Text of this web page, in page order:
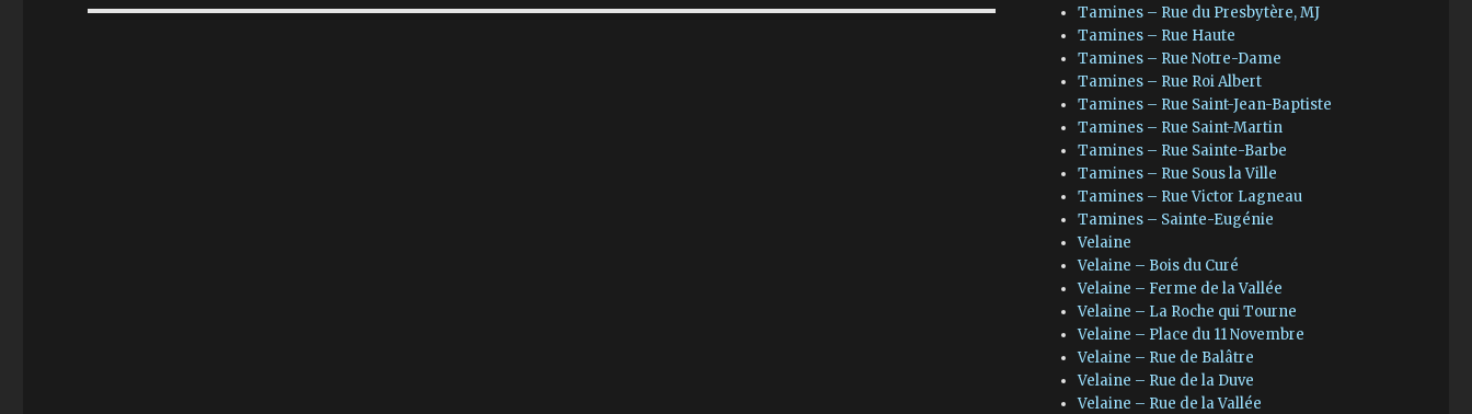
Tamines – Rue du Presbytère, MJ
Tamines – Rue Haute
Tamines – Rue Notre-Dame
Tamines – Rue Roi Albert
Tamines – Rue Saint-Jean-Baptiste
Tamines – Rue Saint-Martin
Tamines – Rue Sainte-Barbe
Tamines – Rue Sous la Ville
Tamines – Rue Victor Lagneau
Tamines – Sainte-Eugénie
Velaine
Velaine – Bois du Curé
Velaine – Ferme de la Vallée
Velaine – La Roche qui Tourne
Velaine – Place du 11 Novembre
Velaine – Rue de Balâtre
Velaine – Rue de la Duve
Velaine – Rue de la Vallée